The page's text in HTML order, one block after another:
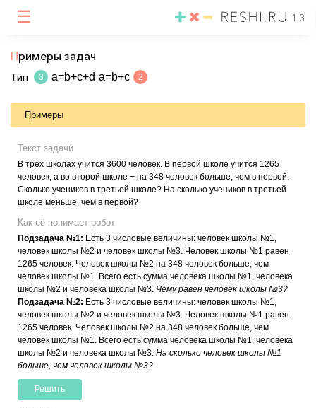
☰ 1.3
Примеры задач
Тип 3 a=b+c+d a=b+c 2
Примеры
Текст задачи
В трех школах учится 3600 человек. В первой школе учится 1265
человек, а во второй школе − на 348 человек больше, чем в первой.
Сколько учеников в третьей школе? На сколько учеников в третьей
школе меньше, чем в первой?
Как её понимает робот
Подзадача №1: Есть 3 числовые величины: человек школы №1,
человек школы №2 и человек школы №3. Человек школы №1 равен
1265 человек. Человек школы №2 на 348 человек больше, чем
человек школы №1. Всего есть сумма человека школы №1, человека
школы №2 и человека школы №3. Чему равен человек школы №3?
Подзадача №2: Есть 3 числовые величины: человек школы №1,
человек школы №2 и человек школы №3. Человек школы №1 равен
1265 человек. Человек школы №2 на 348 человек больше, чем
человек школы №1. Всего есть сумма человека школы №1, человека
школы №2 и человека школы №3. На сколько человек школы №1
больше, чем человек школы №3?
Решить